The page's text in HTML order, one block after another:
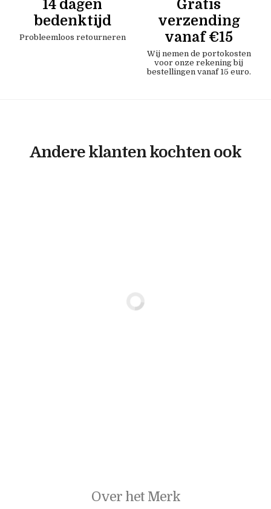
14 dagen
bedenktijd
Probleemloos retourneren
Gratis
verzending
vanaf €15
Wij nemen de portokosten
voor onze rekening bij
bestellingen vanaf 15 euro.
Andere klanten kochten ook
Over het Merk